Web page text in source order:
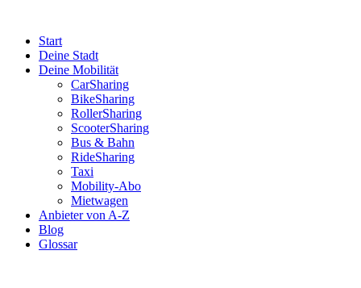
Start
Deine Stadt
Deine Mobilität
CarSharing
BikeSharing
RollerSharing
ScooterSharing
Bus & Bahn
RideSharing
Taxi
Mobility-Abo
Mietwagen
Anbieter von A-Z
Blog
Glossar